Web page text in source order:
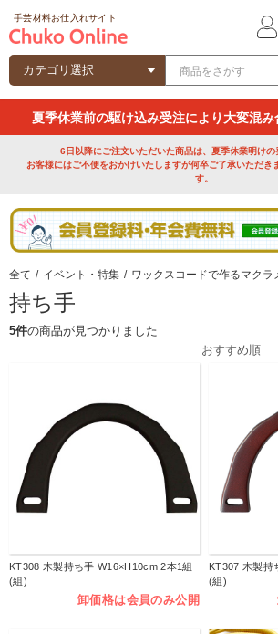
手芸材料お仕入れサイト
夏季休業前の駆け込み受注により大変混み
6日以降にご注文いただいた商品は、夏季休業明けの
お客様にはご不便をおかけいたしますが何卒ご了承いただき
す。
全て / イベント・特集 / ワックスコードで作るマクラ
持ち手
5件の商品が見つかりました
KT308 木製持ち手 W16×H10cm 2本1組
(組)
卸価格は会員のみ公開
KT307 木製持
(組)